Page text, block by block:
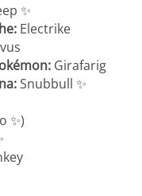
✨
Electrike
Girafarig
Snubbull ✨
✨)